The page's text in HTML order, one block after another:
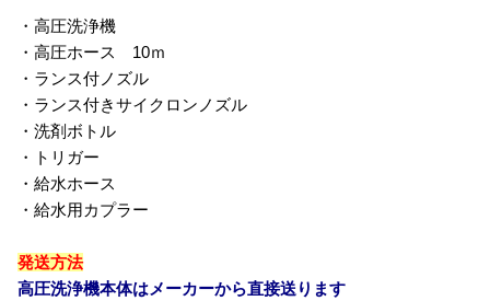
・高圧洗浄機
・高圧ホース 10ｍ
・ランス付ノズル
・ランス付きサイクロンノズル
・洗剤ボトル
・トリガー
・給水ホース
・給水用カプラー
発送方法
高圧洗浄機本体はメーカーから直接送ります